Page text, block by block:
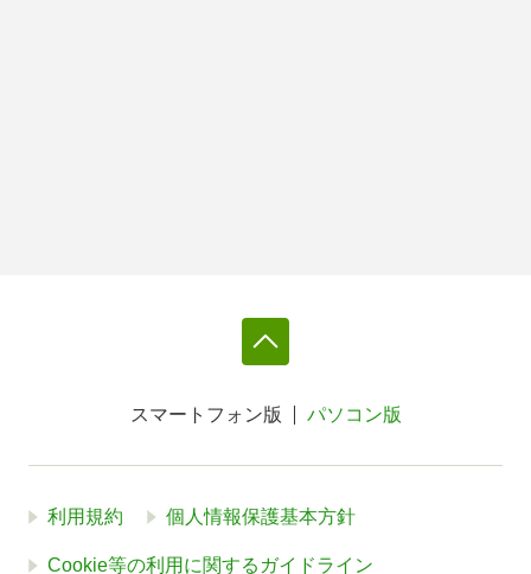
スマートフォン版 パソコン版
利用規約 個人情報保護基本方針
Cookie等の利用に関するガイドライン